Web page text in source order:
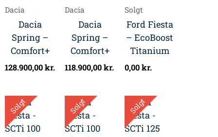
Dacia
Dacia
Spring –
Comfort+
128.900,00kr.
Dacia
Dacia
Spring –
Comfort+
118.900,00kr.
Solgt
Ford Fiesta
– EcoBoost
Titanium
0,00kr.
Solgt Solgt Solgt